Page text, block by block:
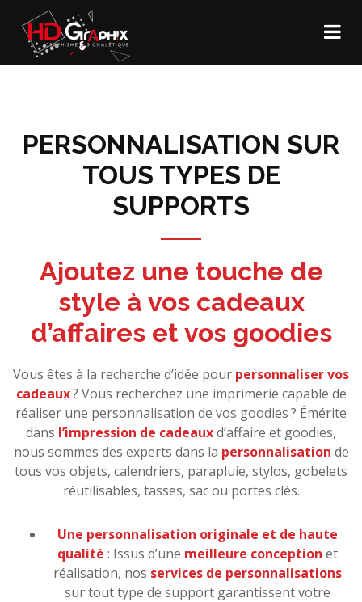
PERSONNALISATION SUR
TOUS TYPES DE
SUPPORTS
Ajoutez une touche de
style à vos cadeaux
d’affaires et vos goodies
Vous êtes à la recherche d’idée pour personnaliser vos
cadeaux? Vous recherchez une imprimerie capable de
réaliser une personnalisation de vos goodies ? Émérite
dans l’impression de cadeauxd’affaire et goodies,
nous sommes des experts dans la personnalisation de
tous vos objets, calendriers, parapluie, stylos, gobelets
réutilisables, tasses, sac ou portes clés.
Une personnalisation originale et de haute
qualité : Issus d’une meilleure conception et
réalisation, nos services de personnalisations
sur tout type de support garantissent votre